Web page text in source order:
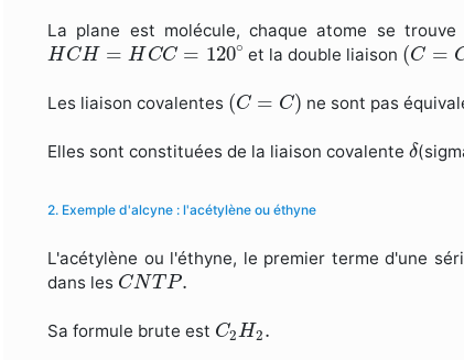
La plane est molécule, chaque atome se
HCH = H CC = 120∘
HCH=H CC=120∘ et la double liaison (C =
(C=C)
Les liaison covalentes (C = C)
(C ) ne sont pas
Elles sont constituées de la liaison covalenteδ
δ
2. Exemple d'alcyne : l'acétylène ou éthyne
L'acétylène ou l'éthyne, le premier terme d'une
dans les CNT P.
CNTP.
Sa formule brute est C2H2.
C 2H